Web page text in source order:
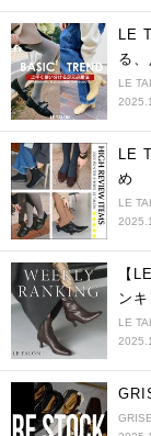
LE
る、
LE
LE
め
LE
【
ン
LE